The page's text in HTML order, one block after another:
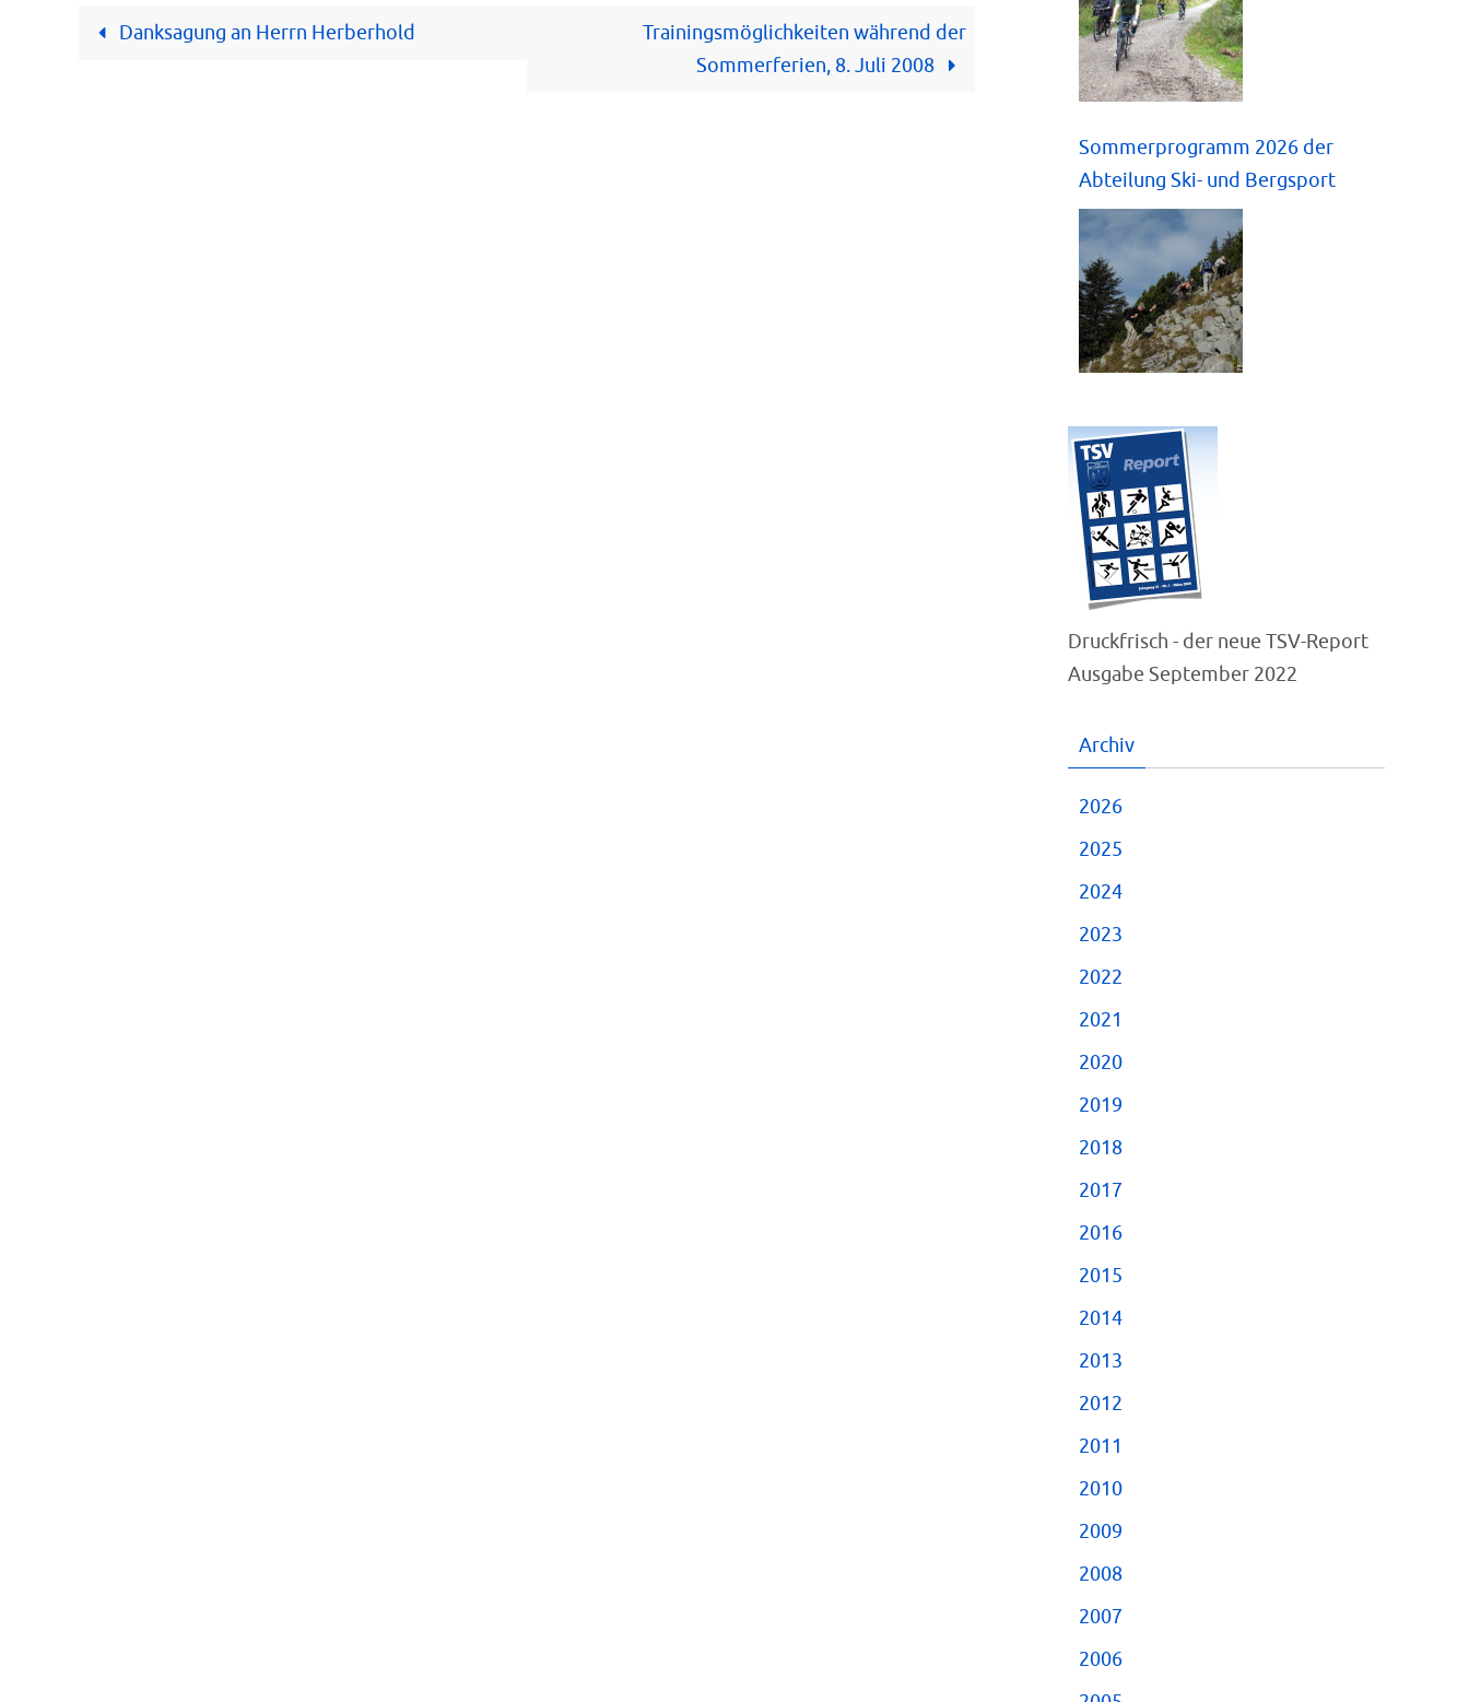
Danksagung an Herrn Herberhold
Trainingsmöglichkeiten während der
Sommerferien, 8. Juli 2008
Sommerprogramm 2026 der
Abteilung Ski- und Bergsport
Druckfrisch - der neue TSV-Report
Ausgabe September 2022
Archiv
2026
2025
2024
2023
2022
2021
2020
2019
2018
2017
2016
2015
2014
2013
2012
2011
2010
2009
2008
2007
2006